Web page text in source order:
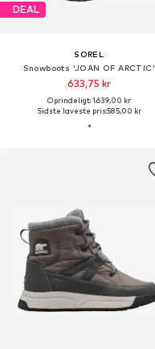
DEAL
SOREL
Snowboots 'JOAN OF ARCTIC'
633,75 kr
Oprindeligt: 1.639,00 kr
Sidste laveste pris:585,00 kr